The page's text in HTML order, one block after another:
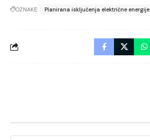
OZNAKE: Planirana isključenja električne energije